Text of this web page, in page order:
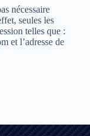
nécessaire
seules les
telles que :
et l’adresse de